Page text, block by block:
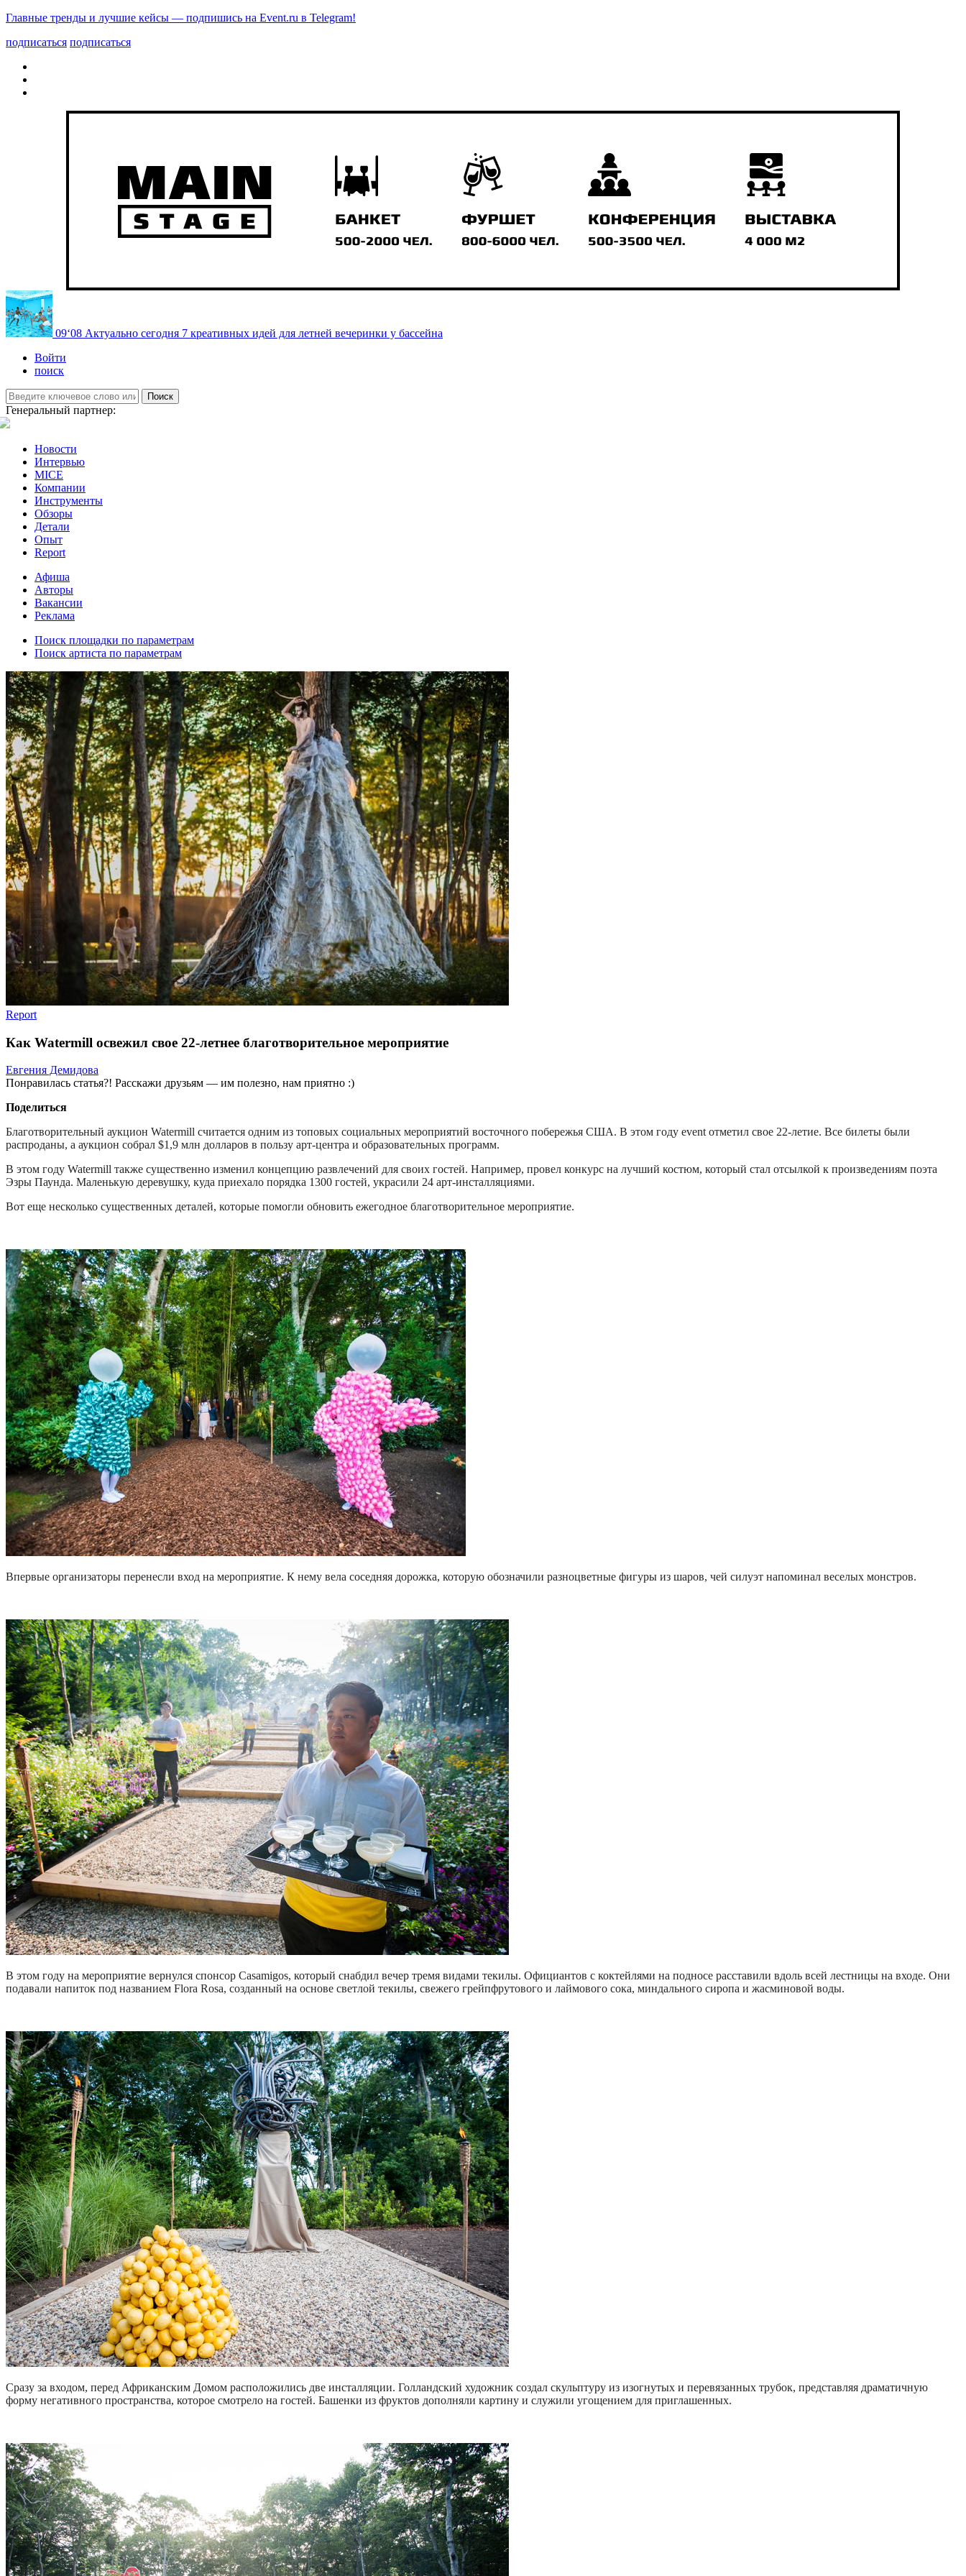
Главные тренды и лучшие кейсы — подпишись на Event.ru в Telegram!
подписаться подписаться
09‘08 Актуально сегодня 7 креативных идей для летней вечеринки у бассейна
Войти
поиск
Поиск
Генеральный партнер:
Новости
Интервью
MICE
Компании
Инструменты
Обзоры
Детали
Опыт
Report
Афиша
Авторы
Вакансии
Реклама
Поиск площадки по параметрам
Поиск артиста по параметрам
Report
Как Watermill освежил свое 22-летнее благотворительное мероприятие
Евгения Демидова
Понравилась статья?! Расскажи друзьям — им полезно, нам приятно :)
Поделиться
Благотворительный аукцион Watermill считается одним из топовых социальных мероприятий восточного побережья США. В этом году event отметил свое 22-летие. Все билеты были
распроданы, а аукцион собрал $1,9 млн долларов в пользу арт-центра и образовательных программ.
В этом году Watermill также существенно изменил концепцию развлечений для своих гостей. Например, провел конкурс на лучший костюм, который стал отсылкой к произведениям поэта
Эзры Паунда. Маленькую деревушку, куда приехало порядка 1300 гостей, украсили 24 арт-инсталляциями.
Вот еще несколько существенных деталей, которые помогли обновить ежегодное благотворительное мероприятие.
Впервые организаторы перенесли вход на мероприятие. К нему вела соседняя дорожка, которую обозначили разноцветные фигуры из шаров, чей силуэт напоминал веселых монстров.
В этом году на мероприятие вернулся спонсор Casamigos, который снабдил вечер тремя видами текилы. Официантов с коктейлями на подносе расставили вдоль всей лестницы на входе. Они
подавали напиток под названием Flora Rosa, созданный на основе светлой текилы, свежего грейпфрутового и лаймового сока, миндального сиропа и жасминовой воды.
Сразу за входом, перед Африканским Домом расположились две инсталляции. Голландский художник создал скульптуру из изогнутых и перевязанных трубок, представляя драматичную
форму негативного пространства, которое смотрело на гостей. Башенки из фруктов дополняли картину и служили угощением для приглашенных.